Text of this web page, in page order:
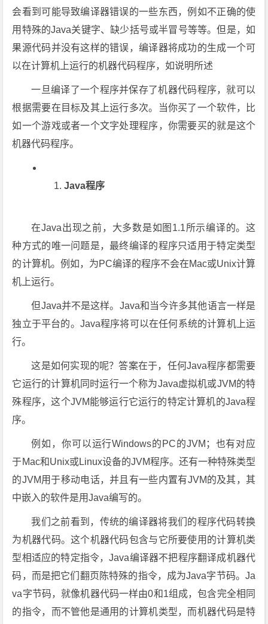
会看到可能导致编译器错误的一些东西，例如不正确的使
用特殊的Java关键字、缺少括号或半冒号等等。但是，如
果源代码并没有这样的错误，编译器将成功的生成一个可
以在计算机上运行的机器代码程序，如说明所述
一旦编译了一个程序并保存了机器代码程序，就可以
根据需要在目标及其上运行多次。当你买了一个软件，比
如一个游戏或者一个文字处理程序，你需要买的就是这个
机器代码程序。
Java程序
在Java出现之前，大多数是如图1.1所示编译的。这
种方式的唯一问题是，最终编译的程序只适用于特定类型
的计算机。例如，为PC编译的程序不会在Mac或Unix计算
机上运行。
但Java并不是这样。Java和当今许多其他语言一样是
独立于平台的。Java程序将可以在任何系统的计算机上运
行。
这是如何实现的呢？答案在于，任何Java程序都需要
它运行的计算机同时运行一个称为Java虚拟机或JVM的特
殊程序，这个JVM能够运行它运行的特定计算机的Java程
序。
例如，你可以运行Windows的PC的JVM；也有对应
于Mac和Unix或Linux设备的JVM程序。还有一种特殊类型
的JVM用于移动电话，并且有一些内置有JVM的及其，其
中嵌入的软件是用Java编写的。
我们之前看到，传统的编译器将我们的程序代码转换
为机器代码。这个机器代码包含与它所要使用的计算机类
型相适应的特定指令，Java编译器不把程序翻译成机器代
码，而是把它们翻页陈特殊的指令，成为Java字节码。Ja
va字节码，就像机器代码一样由0和1组成，包含完全相同
的指令，而不管他是通用的计算机类型，而机器代码是特